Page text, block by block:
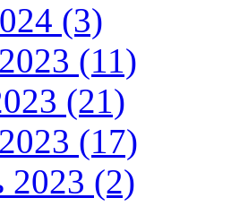
(3)
(11)
(21)
(17)
2023 (2)